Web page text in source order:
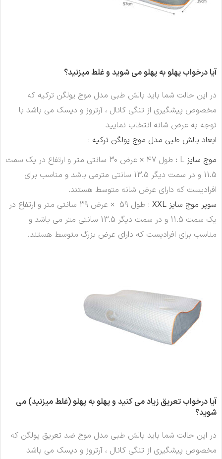
آیا درخواب پهلو به پهلو می شوید و غلط میزنید؟
در این حالت شما باید بالش طبی مدل موج یولگن ترکیه که
مخصوص پیشگیری از تنگی کانال ، آرتروز و دیسک می باشد با
توجه به عرض شانه انتخاب نمایید
ابعاد بالش طبی مدل موج یولگن ترکیه :
موج سایز L :
طول 47 × عرض 30 سانتی متر و ارتفاع در یک سمت
11.5 و در سمت دیگر 13.5 سانتی مترمی باشد و مناسب برای
افرادیست که دارای عرض شانه متوسط هستند.
سوپر موج سایز XXL :
طول 59 × عرض 39 سانتی متر و ارتفاع در
یک سمت 11.5 و در سمت دیگر 13.5 سانتی متر می باشد و
مناسب برای افرادیست که دارای عرض بزرگ متوسط هستند.
آیا درخواب تعریق زیاد می کنید و پهلو به پهلو (غلط میزنید) می
شوید؟
در این حالت شما باید بالش طبی مدل موج ضد تعریق یولگن که
مخصوص پیشگیری از تنگی کانال ، آرتروز و دیسک می باشد